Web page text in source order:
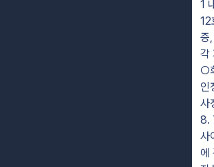
1
12
증
각
○
인
사
8.
사
에